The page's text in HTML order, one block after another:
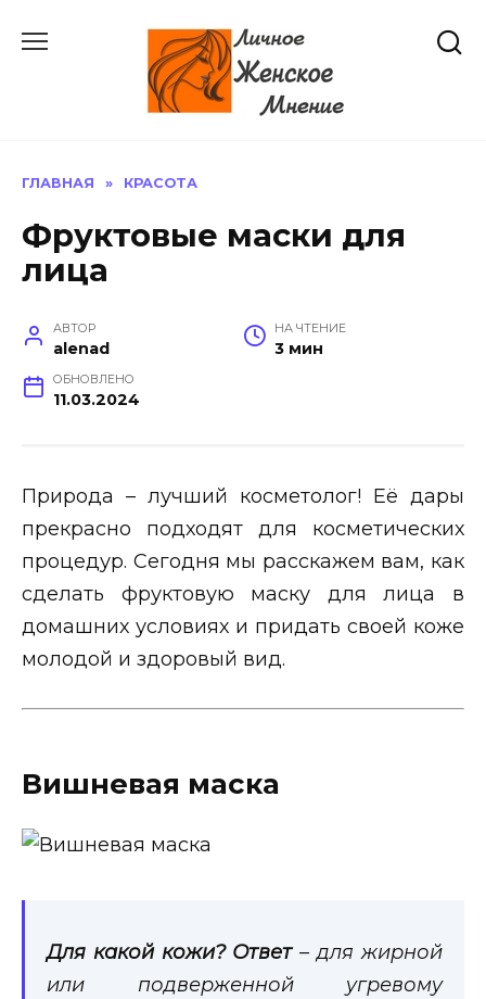
ГЛАВНАЯ » КРАСОТА
Фруктовые маски для
лица
АВТОР
alenad
НА ЧТЕНИЕ
3 мин
ОБНОВЛЕНО
11.03.2024
Природа – лучший косметолог! Её дары
прекрасно подходят для косметических
процедур. Сегодня мы расскажем вам, как
сделать фруктовую маску для лица в
домашних условиях и придать своей коже
молодой и здоровый вид.
Вишневая маска
Для какой кожи? Ответ– для жирной
или подверженной угревому